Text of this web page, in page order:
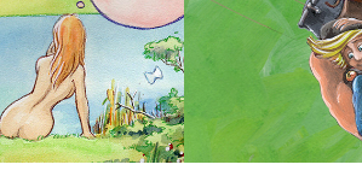
2023